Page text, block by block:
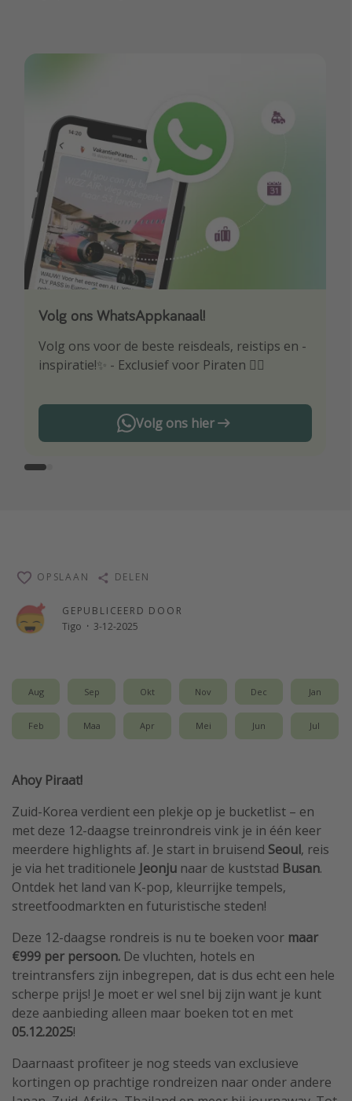
Volg ons WhatsAppkanaal!
Volg ons voor de beste reisdeals, reistips en -
inspiratie!✨ - Exclusief voor Piraten 🏴‍☠️
Volg ons hier
Download onze app
Wees als eerste op de hoogte van de beste
reisaanbiedingen
GEPUBLICEERD DOOR
Tigo · 3-12-2025
OPSLAAN DELEN
Aug Sep Okt Nov Dec Jan
Feb Maa Apr Mei Jun Jul
Ahoy Piraat!
Zuid-Korea verdient een plekje op je bucketlist – en
met deze 12-daagse treinrondreis vink je in één keer
meerdere highlights af. Je start in bruisend Seoul, reis
je via het traditionele Jeonju naar de kuststad Busan.
Ontdek het land van K-pop, kleurrijke tempels,
streetfoodmarkten en futuristische steden!
Deze 12-daagse rondreis is nu te boeken voor maar
€999 per persoon. De vluchten, hotels en
treintransfers zijn inbegrepen, dat is dus echt een hele
scherpe prijs! Je moet er wel snel bij zijn want je kunt
deze aanbieding alleen maar boeken tot en met
05.12.2025!
Daarnaast profiteer je nog steeds van exclusieve
kortingen op prachtige rondreizen naar onder andere